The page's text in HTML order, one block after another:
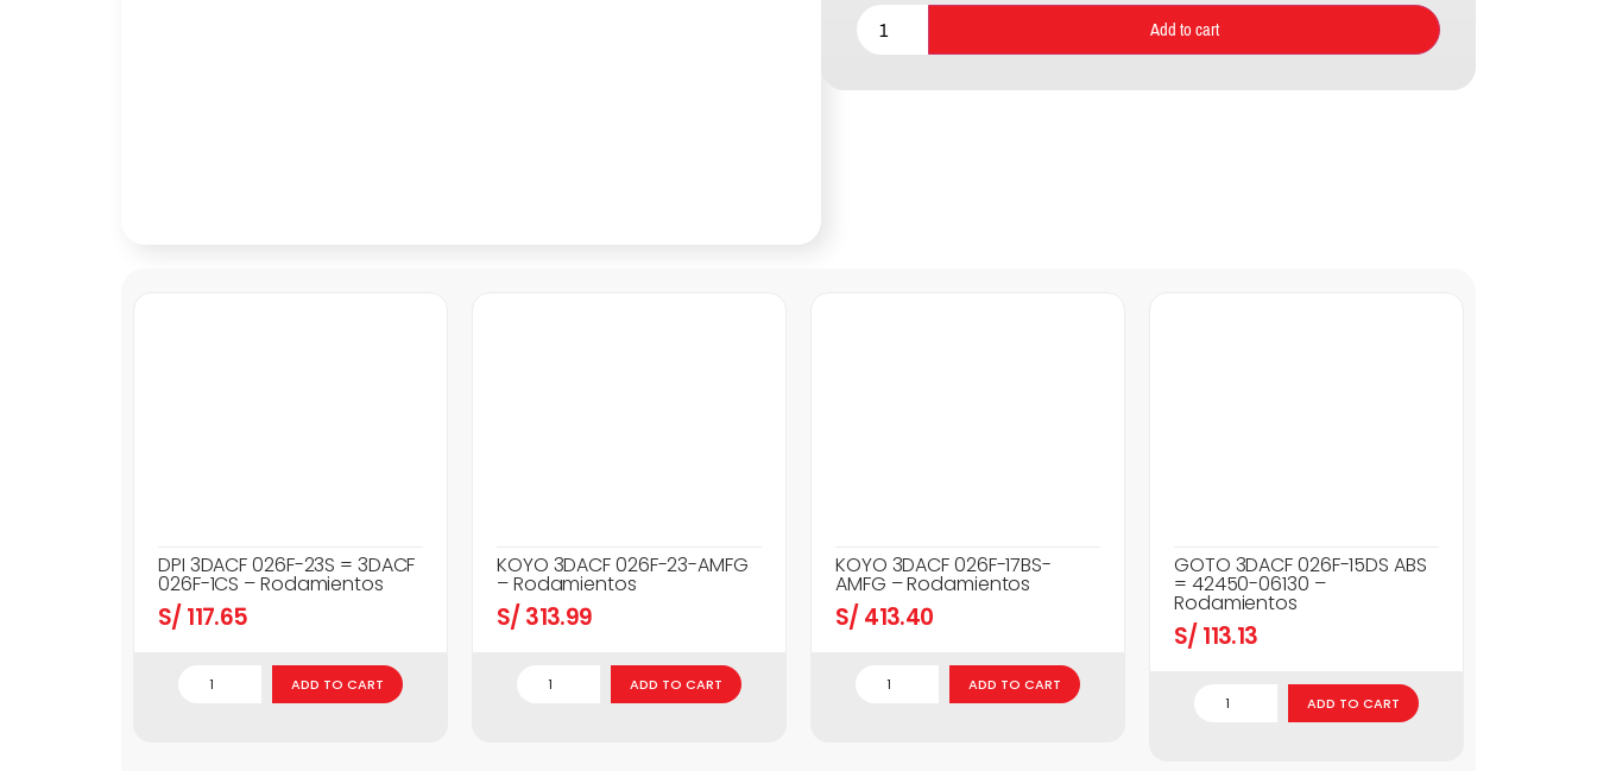
Add to cart
DPI 3DACF 026F-23S = 3DACF
026F-1CS – Rodamientos
S/ 117.65
ADD TO CART
KOYO 3DACF 026F-23-AMFG
– Rodamientos
S/ 313.99
ADD TO CART
KOYO 3DACF 026F-17BS-
AMFG – Rodamientos
S/ 413.40
ADD TO CART
GOTO 3DACF 026F-15DS ABS
= 42450-06130 –
Rodamientos
S/ 113.13
ADD TO CART